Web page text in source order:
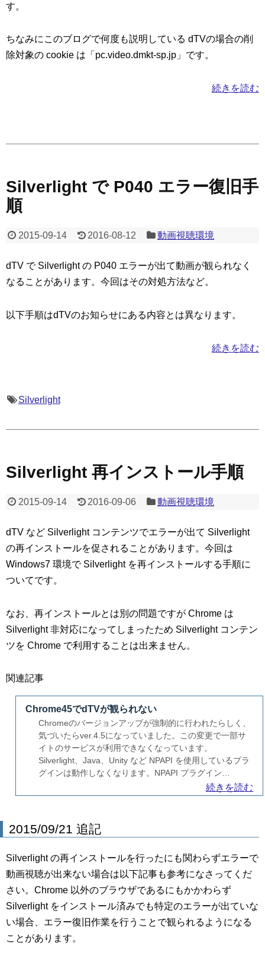
す。
ちなみにこのブログで何度も説明している dTVの場合の削
除対象の cookie は「pc.video.dmkt-sp.jp」です。
続きを読む
Silverlight で P040 エラー復旧手
順
2015-09-14 2016-08-12 動画視聴環境
dTV で Silverlight の P040 エラーが出て動画が観られなく
なることがあります。今回はその対処方法など。
以下手順はdTVのお知らせにある内容とは異なります。
続きを読む
Silverlight
Silverlight 再インストール手順
2015-09-14 2016-09-06 動画視聴環境
dTV など Silverlight コンテンツでエラーが出て Silverlight
の再インストールを促されることがあります。今回は
Windows7 環境で Silverlight を再インストールする手順に
ついてです。
なお、再インストールとは別の問題ですが Chrome は
Silverlight 非対応になってしまったため Silverlight コンテン
ツを Chrome で利用することは出来ません。
関連記事
Chrome45でdTVが観られない
Chromeのバージョンアップが強制的に行われたらしく、
気づいたらver.4.5になっていました。この変更で一部サ
イトのサービスが利用できなくなっています。
Silverlight、Java、Unity など NPAPI を使用しているプラ
グインは動作しなくなります。NPAPI プラグイン…
続きを読む
2015/09/21 追記
Silverlight の再インストールを行ったにも関わらずエラーで
動画視聴が出来ない場合は以下記事も参考になさってくだ
さい。Chrome 以外のブラウザであるにもかかわらず
Silverlight をインストール済みでも特定のエラーが出ていな
い場合、エラー復旧作業を行うことで観られるようになる
ことがあります。